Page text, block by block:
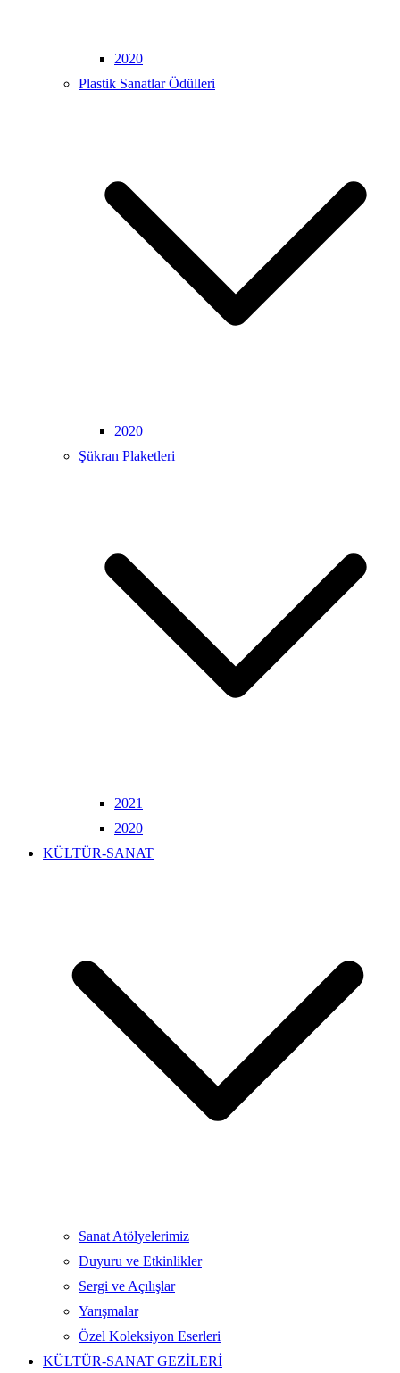
2020
Plastik Sanatlar Ödülleri
2020
Şükran Plaketleri
2021
2020
KÜLTÜR-SANAT
Sanat Atölyelerimiz
Duyuru ve Etkinlikler
Sergi ve Açılışlar
Yarışmalar
Özel Koleksiyon Eserleri
KÜLTÜR-SANAT GEZİLERİ